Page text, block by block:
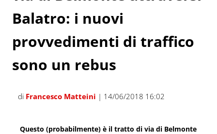
Balatro: i nuovi
provvedimenti di traffico
sono un rebus
di Francesco Matteini | 14/06/2018 16:02
Questo (probabilmente) è il tratto di via di Belmonte